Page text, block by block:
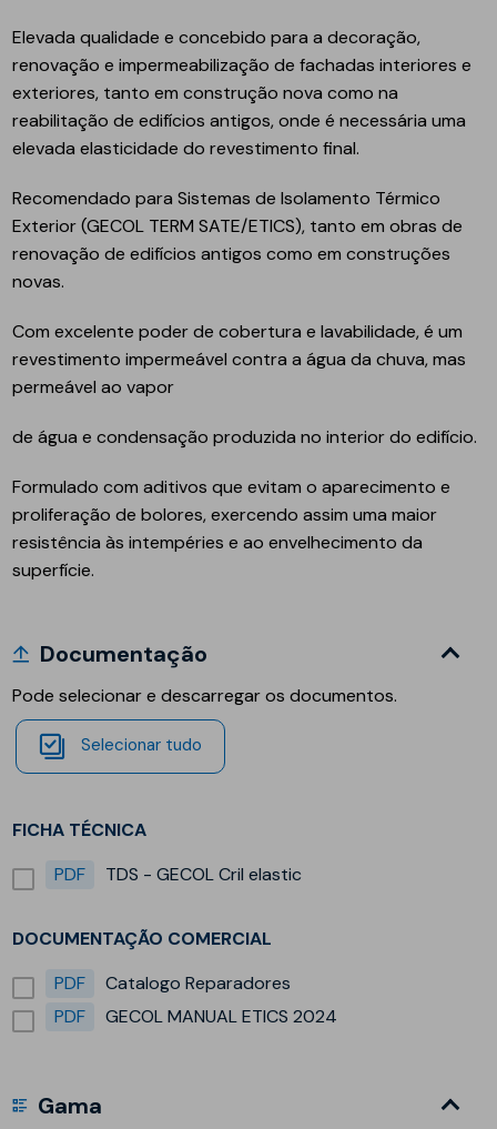
Elevada qualidade e concebido para a decoração,
renovação e impermeabilização de fachadas interiores e
exteriores, tanto em construção nova como na
reabilitação de edifícios antigos, onde é necessária uma
elevada elasticidade do revestimento final.
Recomendado para Sistemas de Isolamento Térmico
Exterior (GECOL TERM SATE/ETICS), tanto em obras de
renovação de edifícios antigos como em construções
novas.
Com excelente poder de cobertura e lavabilidade, é um
revestimento impermeável contra a água da chuva, mas
permeável ao vapor
de água e condensação produzida no interior do edifício.
Formulado com aditivos que evitam o aparecimento e
proliferação de bolores, exercendo assim uma maior
resistência às intempéries e ao envelhecimento da
superfície.
Documentação
Pode selecionar e descarregar os documentos.
Selecionar tudo
FICHA TÉCNICA
PDF
TDS - GECOL Cril elastic
DOCUMENTAÇÃO COMERCIAL
PDF
Catalogo Reparadores
PDF
GECOL MANUAL ETICS 2024
Gama